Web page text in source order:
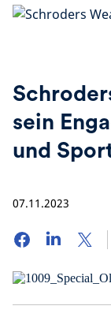
Skip
sein
und
07.11.2023